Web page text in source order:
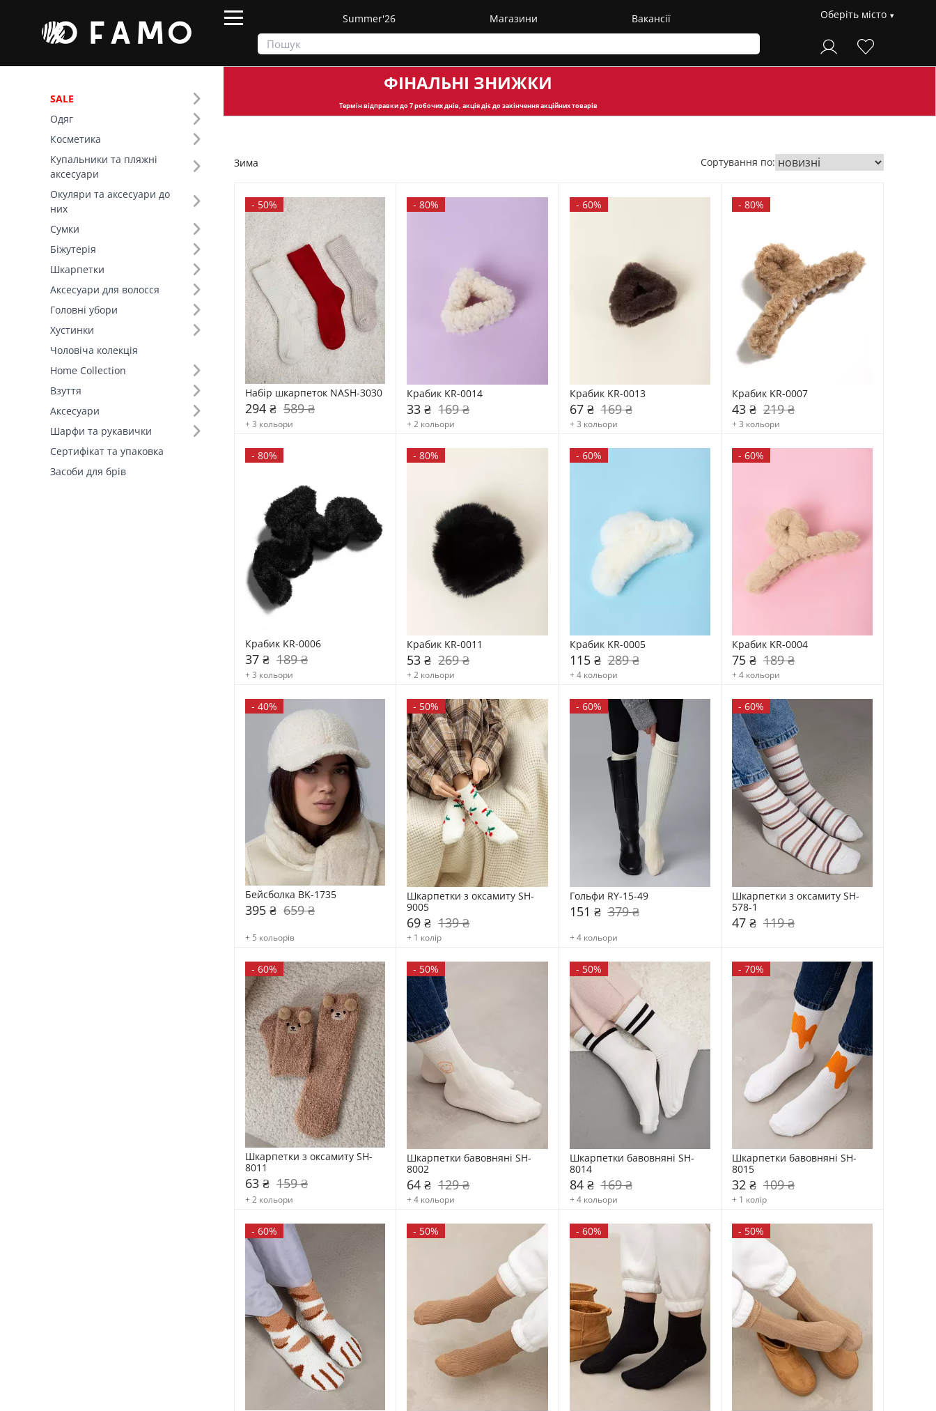
Summer'26 Магазини Вакансії Оберіть місто
SALE
Одяг
Косметика
Купальники та пляжні
аксесуари
Окуляри та аксесуари до
них
Сумки
Біжутерія
Шкарпетки
Аксесуари для волосся
Головні убори
Хустинки
Чоловіча колекція
Home Collection
Взуття
Аксесуари
Шарфи та рукавички
Сертифікат та упаковка
Засоби для брів
ФІНАЛЬНІ ЗНИЖКИ
Термін відправкидо 7 робочих днів, акція діє до закінчення акційних товарів
Фільтр
Ціна
SALE
Сезон (4)
Колір (95)
Склад (42)
Країна виробник (3)
Зима Сортування по:
- 50%
Набір шкарпеток NASH-3030
294 ₴ 589 ₴
+ 3 кольори
-80%
Крабик KR-0014
33 ₴ 169 ₴
+ 2 кольори
- 60%
Крабик KR-0013
67 ₴ 169 ₴
+ 3 кольори
- 80%
Крабик KR-0007
43 ₴ 219 ₴
+ 3 кольори
- 80%
Крабик KR-0006
37 ₴ 189 ₴
+ 3 кольори
-80%
Крабик KR-0011
53 ₴ 269 ₴
+ 2 кольори
- 60%
Крабик KR-0005
115 ₴ 289 ₴
+ 4 кольори
- 60%
Крабик KR-0004
75 ₴ 189 ₴
+ 4 кольори
- 40%
Бейсболка BK-1735
395 ₴ 659 ₴
+ 5 кольорів
- 50%
Шкарпетки з оксамиту SH-
9005
69 ₴ 139 ₴
+ 1 колір
- 60%
Гольфи RY-15-49
151 ₴ 379 ₴
+ 4 кольори
- 60%
Шкарпетки з оксамиту SH-
578-1
47 ₴ 119 ₴
- 60%
Шкарпетки з оксамиту SH-
8011
63 ₴ 159 ₴
+ 2 кольори
- 50%
Шкарпетки бавовняні SH-
8002
64 ₴ 129 ₴
+ 4 кольори
- 50%
Шкарпетки бавовняні SH-
8014
84 ₴ 169 ₴
+ 4 кольори
- 70%
Шкарпетки бавовняні SH-
8015
32 ₴ 109 ₴
+ 1 колір
- 60% - 50% - 60% - 50%